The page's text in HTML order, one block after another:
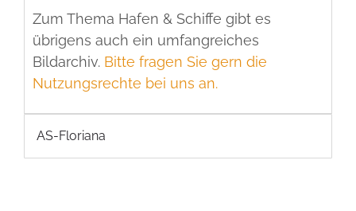
Zum Thema Hafen & Schiffe gibt es
übrigens auch ein umfangreiches
Bildarchiv. Bitte fragen Sie gern die
Nutzungsrechte bei uns an.
AS-Floriana